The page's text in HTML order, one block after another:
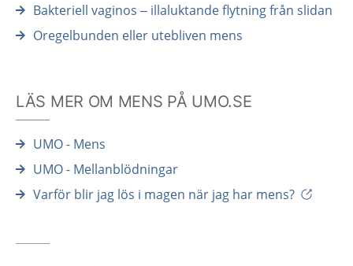
Bakteriell vaginos – illaluktande flytning från slidan
Oregelbunden eller utebliven mens
LÄS MER OM MENS PÅ UMO.SE
UMO - Mens
UMO - Mellanblödningar
Varför blir jag lös i magen när jag har mens?